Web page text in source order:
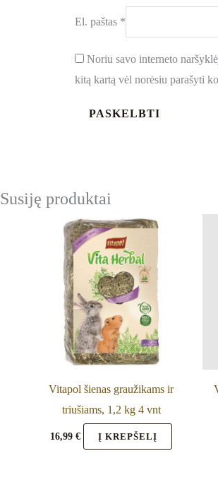
El. paštas *
Noriu savo interneto
kitą kartą vėl norėsiu parašyti
Susiję produktai
Vitapol šienas graužikams ir
triušiams, 1,2 kg 4 vnt
16,99€ Į KREPŠELĮ